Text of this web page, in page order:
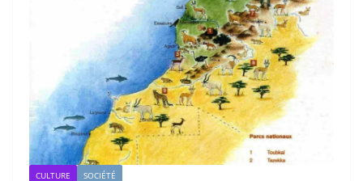
CULTURE SOCIÉTÉ